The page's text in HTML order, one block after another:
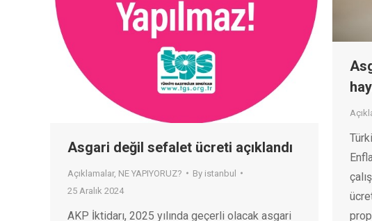
Asgari değil sefalet ücreti açıklandı
Açıklamalar, NE YAPIYORUZ? By istanbul
25 Aralık 2024
AKP İktidarı, 2025 yılında geçerli olacak asgari